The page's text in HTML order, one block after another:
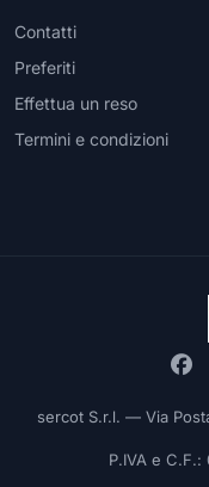
Contatti
Preferiti
Effettua un reso
Termini e condizioni
sercot S.r.l. — Via
P.IVA e C.F.: